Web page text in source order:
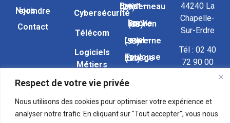
Respect de votre vie privée
Nous utilisons des cookies pour optimiser votre expérience et
analyser notre trafic. En cliquant sur "Tout accepter", vous nous
Nous rejoindre
Contact
Cybersécurité
Télécom
Logiciels
Métiers
Services
Brest – Landerneau (29)
La Roche sur Yon (85)
Laval – Louverne (53)
Toulouse – Labège (31)
44240 La
Chapelle-
Sur-Erdre
Tél : 02 40
72 90 00